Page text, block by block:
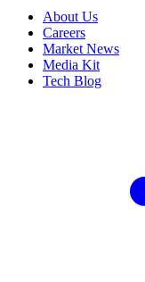
About Us
Careers
Market News
Media Kit
Tech Blog